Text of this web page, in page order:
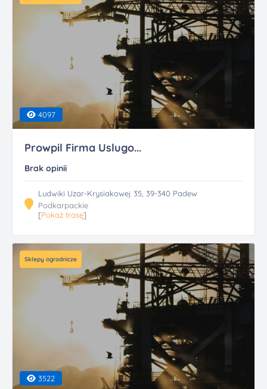
4097
Prowpil Firma Uslugo...
Brak opinii
Ludwiki Uzar-Krysiakowej 35, 39-340 Padew
Podkarpackie
[Pokaż trasę]
Sklepy ogrodnicze
3522